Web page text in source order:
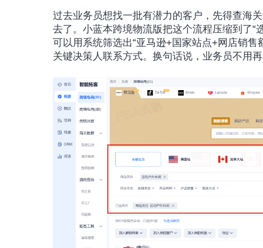
过去业务员想找一批有潜力的客户，先得查海
去了。小蓝本跨境物流版把这个流程压缩到了“
可以用系统筛选出“亚马逊+国家站点+网店销
关键决策人联系方式。换句话说，业务员不用